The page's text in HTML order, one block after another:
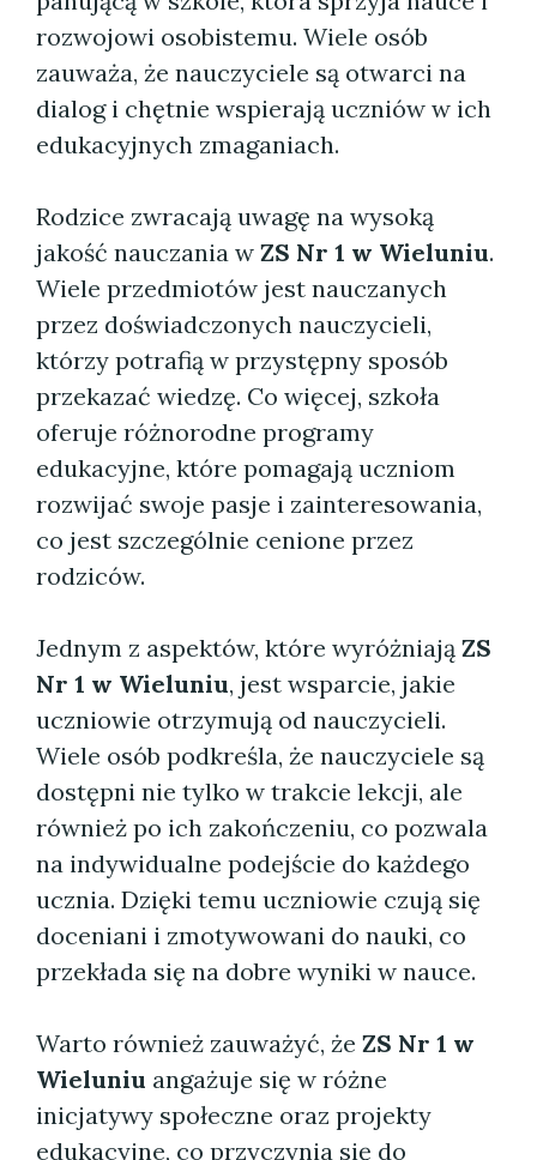
rozwojowi osobistemu. Wiele osób
zauważa, że nauczyciele są otwarci na
dialog i chętnie wspierają uczniów w ich
edukacyjnych zmaganiach.
Rodzice zwracają uwagę na wysoką
jakość nauczania w ZS Nr 1 w Wieluniu.
Wiele przedmiotów jest nauczanych
przez doświadczonych nauczycieli,
którzy potrafią w przystępny sposób
przekazać wiedzę. Co więcej, szkoła
oferuje różnorodne programy
edukacyjne, które pomagają uczniom
rozwijać swoje pasje i zainteresowania,
co jest szczególnie cenione przez
rodziców.
Jednym z aspektów, które wyróżniają ZS
Nr 1 w Wieluniu, jest wsparcie, jakie
uczniowie otrzymują od nauczycieli.
Wiele osób podkreśla, że nauczyciele są
dostępni nie tylko w trakcie lekcji, ale
również po ich zakończeniu, co pozwala
na indywidualne podejście do każdego
ucznia. Dzięki temu uczniowie czują się
doceniani i zmotywowani do nauki, co
przekłada się na dobre wyniki w nauce.
Warto również zauważyć, że ZS Nr 1 w
Wieluniu angażuje się w różne
inicjatywy społeczne oraz projekty
edukacyjne, co przyczynia się do